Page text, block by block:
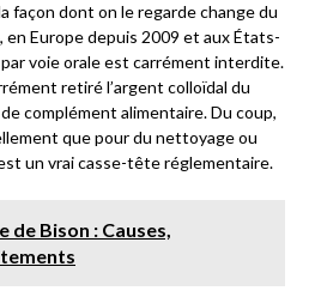
façon dont on le regarde change du
Europe depuis 2009 et aux États-
voie orale est carrément interdite.
retiré l’argent colloïdal du
complément alimentaire. Du coup,
que pour du nettoyage ou
un vrai casse-tête réglementaire.
de Bison : Causes,